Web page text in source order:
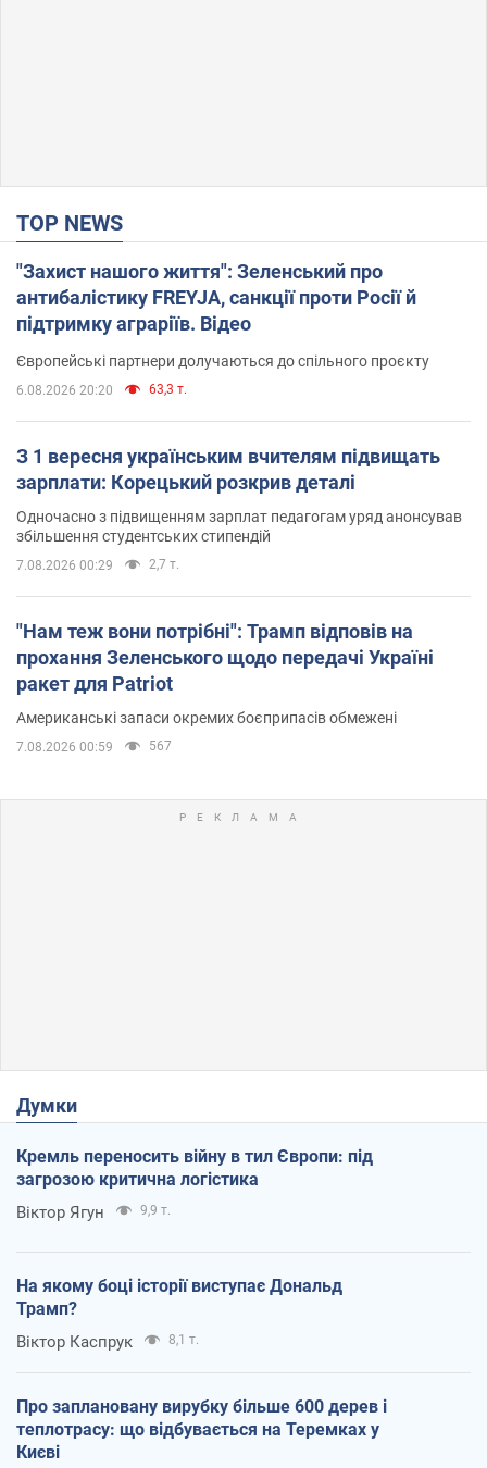
TOP NEWS
"Захист нашого життя": Зеленський про
антибалістику FREYJA, санкції проти Росії й
підтримку аграріїв. Відео
Європейські партнери долучаються до спільного проєкту
6.08.2026 20:20 63,3 т.
З 1 вересня українським вчителям підвищать
зарплати: Корецький розкрив деталі
Одночасно з підвищенням зарплат педагогам уряд анонсував
збільшення студентських стипендій
7.08.2026 00:29 2,7 т.
"Нам теж вони потрібні": Трамп відповів на
прохання Зеленського щодо передачі Україні
ракет для Patriot
Американські запаси окремих боєприпасів обмежені
7.08.2026 00:59 567
Думки
Кремль переносить війну в тил Європи: під
загрозою критична логістика
Віктор Ягун 9,9 т.
На якому боці історії виступає Дональд
Трамп?
Віктор Каспрук 8,1 т.
Про заплановану вирубку більше 600 дерев і
теплотрасу: що відбувається на Теремках у
Києві